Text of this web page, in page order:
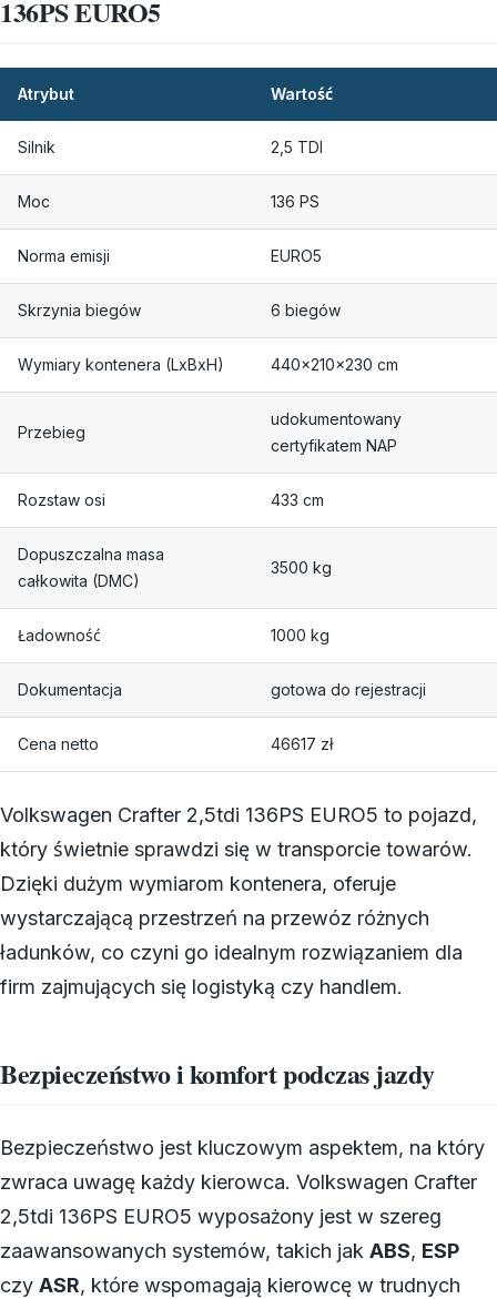
136PS EURO5
Atrybut Wartość
Silnik 2,5 TDI
Moc 136 PS
Norma emisji EURO5
Skrzynia biegów 6 biegów
Wymiary kontenera (LxBxH) 440x210x230 cm
Przebieg
udokumentowany
certyfikatem NAP
Rozstaw osi 433 cm
Dopuszczalna masa
całkowita (DMC)
3500 kg
Ładowność 1000 kg
Dokumentacja gotowa do rejestracji
Cena netto 46617 zł
Volkswagen Crafter 2,5tdi 136PS EURO5 to pojazd,
który świetnie sprawdzi się w transporcie towarów.
Dzięki dużym wymiarom kontenera, oferuje
wystarczającą przestrzeń na przewóz różnych
ładunków, co czyni go idealnym rozwiązaniem dla
firm zajmujących się logistyką czy handlem.
Bezpieczeństwo i komfort podczas jazdy
Bezpieczeństwo jest kluczowym aspektem, na który
zwraca uwagę każdy kierowca. Volkswagen Crafter
2,5tdi 136PS EURO5 wyposażony jest w szereg
zaawansowanych systemów, takich jak ABS, ESP
czy ASR, które wspomagają kierowcę w trudnych